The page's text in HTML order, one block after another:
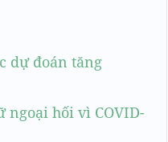
dự đoán tăng
hối vì COVID-